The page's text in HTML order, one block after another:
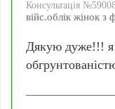
Консультацiя
війс.облік жінок
Дякую дуже!!! я